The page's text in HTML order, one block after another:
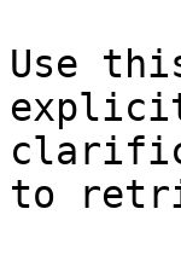
Use